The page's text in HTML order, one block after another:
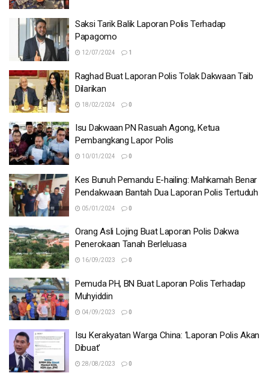
Saksi Tarik Balik Laporan Polis Terhadap
Papagomo
12/07/2024 1
Raghad Buat Laporan Polis Tolak Dakwaan Taib
Dilarikan
18/02/2024 0
Isu Dakwaan PN Rasuah Agong, Ketua
Pembangkang Lapor Polis
10/01/2024 0
Kes Bunuh Pemandu E-hailing: Mahkamah Benar
Pendakwaan Bantah Dua Laporan Polis Tertuduh
05/01/2024 0
Orang Asli Lojing Buat Laporan Polis Dakwa
Penerokaan Tanah Berleluasa
16/09/2023 0
Pemuda PH, BN Buat Laporan Polis Terhadap
Muhyiddin
04/09/2023 0
Isu Kerakyatan Warga China: ‘Laporan Polis Akan
Dibuat’
28/08/2023 0